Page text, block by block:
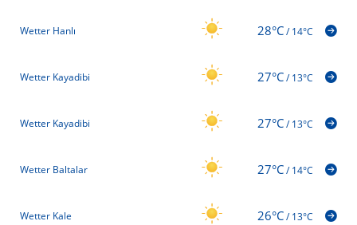
Wetter Hanlı 28°C/14°C
Wetter Kayadibi 27°C/13°C
Wetter Kayadibi 27°C/13°C
Wetter Baltalar 27°C/14°C
Wetter Kale 26°C/13°C